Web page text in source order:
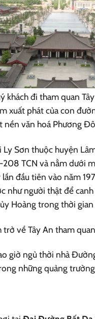
khách đi tham quan
xuất phát của con
văn hoá Phương
Ly Sơn thuộc huyện
TCN và nằm dưới
đầu tiên vào năm
người thật để
Hoàng trong thời
trở về Tây An tham
giờ ngủ thời nhà
những quảng